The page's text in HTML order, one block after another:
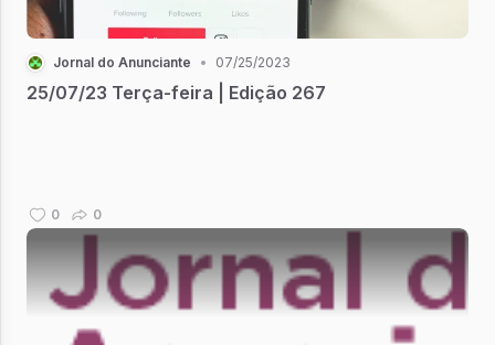
Jornal do Anunciante • 07/25/2023
25/07/23 Terça-feira | Edição 267
0 0